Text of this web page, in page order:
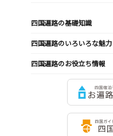
四国遍路の基礎知識
四国遍路のいろいろな魅力
四国遍路のお役立ち情報